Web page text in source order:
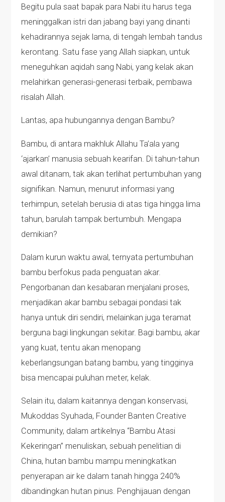
Begitu pula saat bapak para Nabi itu harus tega
meninggalkan istri dan jabang bayi yang dinanti
kehadirannya sejak lama, di tengah lembah tandus
kerontang. Satu fase yang Allah siapkan, untuk
meneguhkan aqidah sang Nabi, yang kelak akan
melahirkan generasi-generasi terbaik, pembawa
risalah Allah.
Lantas, apa hubungannya dengan Bambu?
Bambu, di antara makhluk Allahu Ta’ala yang
‘ajarkan’ manusia sebuah kearifan. Di tahun-tahun
awal ditanam, tak akan terlihat pertumbuhan yang
signifikan. Namun, menurut informasi yang
terhimpun, setelah berusia di atas tiga hingga lima
tahun, barulah tampak bertumbuh. Mengapa
demikian?
Dalam kurun waktu awal, ternyata pertumbuhan
bambu berfokus pada penguatan akar.
Pengorbanan dan kesabaran menjalani proses,
menjadikan akar bambu sebagai pondasi tak
hanya untuk diri sendiri, melainkan juga teramat
berguna bagi lingkungan sekitar. Bagi bambu, akar
yang kuat, tentu akan menopang
keberlangsungan batang bambu, yang tingginya
bisa mencapai puluhan meter, kelak.
Selain itu, dalam kaitannya dengan konservasi,
Mukoddas Syuhada, Founder Banten Creative
Community, dalam artikelnya “Bambu Atasi
Kekeringan” menuliskan, sebuah penelitian di
China, hutan bambu mampu meningkatkan
penyerapan air ke dalam tanah hingga 240%
dibandingkan hutan pinus. Penghijauan dengan